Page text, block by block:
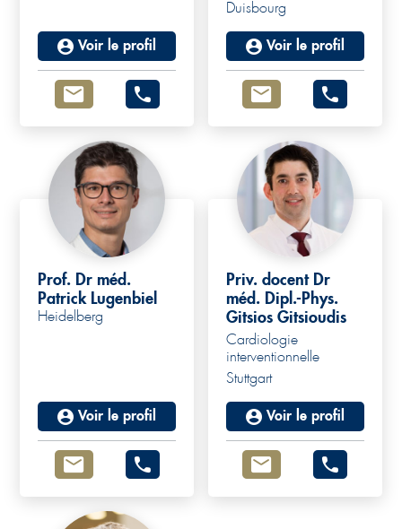
Voir le profil
Duisbourg
Voir le profil
Prof. Dr méd.
Patrick Lugenbiel
Heidelberg
Voir le profil
Priv. docent Dr
méd. Dipl.-Phys.
Gitsios Gitsioudis
Cardiologie
interventionnelle
Stuttgart
Voir le profil